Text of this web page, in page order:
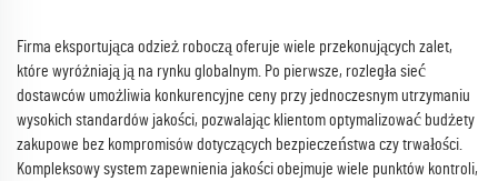
Firma eksportująca odzież roboczą oferuje wiele przekonujących zalet,
które wyróżniają ją na rynku globalnym. Po pierwsze, rozległa sieć
dostawców umożliwia konkurencyjne ceny przy jednoczesnym utrzymaniu
wysokich standardów jakości, pozwalając klientom optymalizować budżety
zakupowe bez kompromisów dotyczących bezpieczeństwa czy trwałości.
Kompleksowy system zapewnienia jakości obejmuje wiele punktów kontroli,